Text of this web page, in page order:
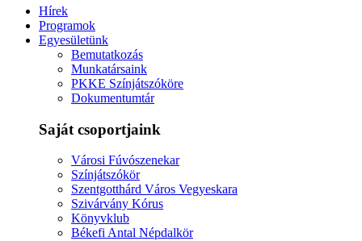
Hírek
Programok
Egyesületünk
Bemutatkozás
Munkatársaink
PKKE Színjátszóköre
Dokumentumtár
Saját csoportjaink
Városi Fúvószenekar
Színjátszókör
Szentgotthárd Város Vegyeskara
Szivárvány Kórus
Könyvklub
Békefi Antal Népdalkör